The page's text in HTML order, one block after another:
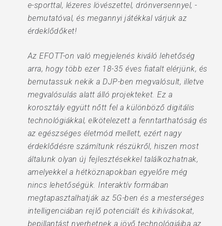
e-sporttal, lézeres lövészettel, drónversennyel, -
bemutatóval, és megannyi játékkal várjuk az
érdeklődőket!
Az EFOTT-on való megjelenés kiváló lehetőség
arra, hogy több ezer 18-35 éves fiatalt elérjünk, és
bemutassuk nekik a DJP-ben megvalósult, illetve
megvalósulás alatt álló projekteket. Ez a
korosztály együtt nőtt fel a különböző digitális
technológiákkal, elkötelezett a fenntarthatóság és
az egészséges életmód mellett, ezért nagy
érdeklődésre számítunk részükről, hiszen most
általunk olyan új fejlesztésekkel találkozhatnak,
amelyekkel a hétköznapokban egyelőre még
nincs lehetőségük. Interaktív formában
megtapasztalhatják az 5G-ben és a mesterséges
intelligenciában rejlő potenciált és kihívásokat,
bepillantást nyerhetnek a jövő technológiáiba az